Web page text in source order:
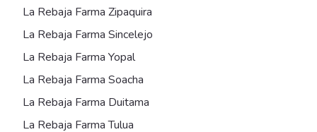
La Rebaja Farma Zipaquira
La Rebaja Farma Sincelejo
La Rebaja Farma Yopal
La Rebaja Farma Soacha
La Rebaja Farma Duitama
La Rebaja Farma Tulua